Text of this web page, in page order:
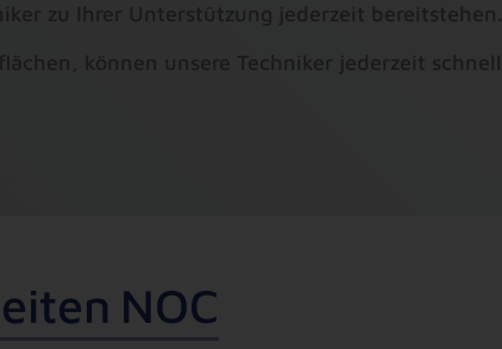
zu Ihrer Unterstützung jederzeit bereitstehen.
können unsere Techniker jederzeit schnell
eiten NOC